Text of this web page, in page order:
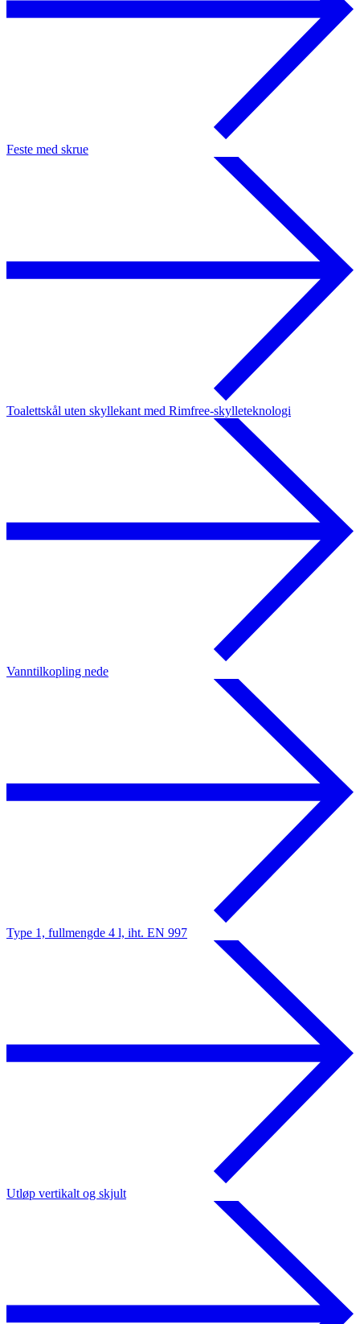
Feste med skrue
Toalettskål uten skyllekant med Rimfree-skylleteknologi
Vanntilkopling nede
Type 1, fullmengde 4 l, iht. EN 997
Utløp vertikalt og skjult